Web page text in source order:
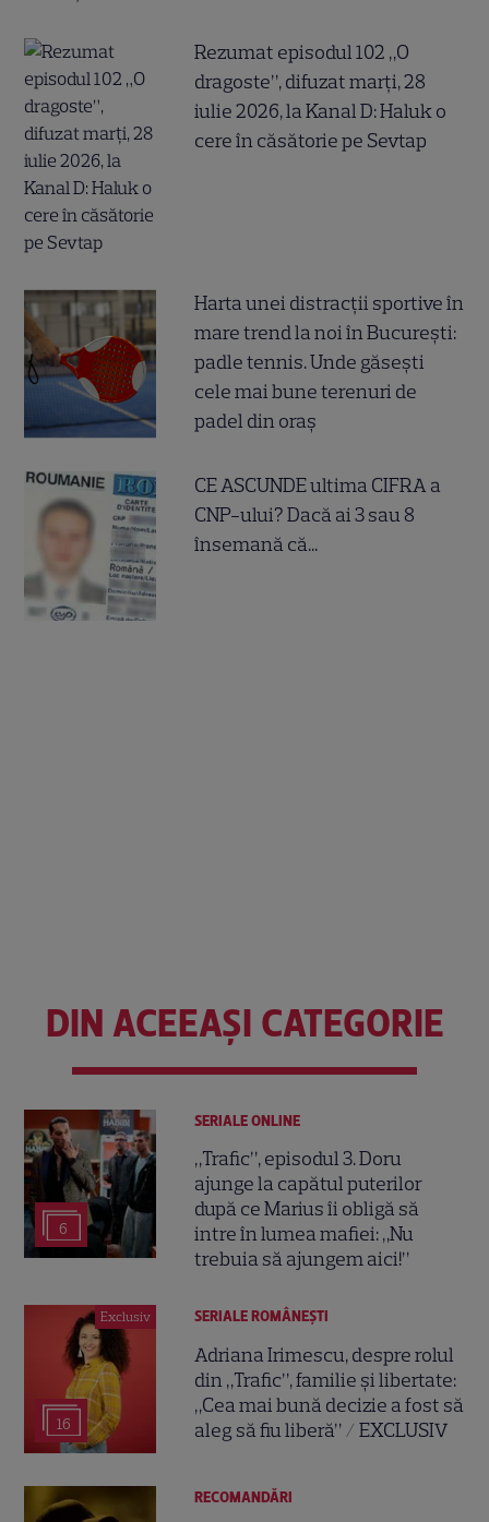
Rezumat episodul 102 „O
dragoste”, difuzat marți, 28
iulie 2026, la Kanal D: Haluk o
cere în căsătorie pe Sevtap
Harta unei distracții sportive în
mare trend la noi în București:
padle tennis. Unde găsești
cele mai bune terenuri de
padel din oraș
CE ASCUNDE ultima CIFRA a
CNP-ului? Dacă ai 3 sau 8
însemană că...
DIN ACEEAȘI CATEGORIE
6
SERIALE ONLINE
„Trafic”, episodul 3. Doru
ajunge la capătul puterilor
după ce Marius îi obligă să
intre în lumea mafiei: „Nu
trebuia să ajungem aici!”
Exclusiv
16
SERIALE ROMÂNEŞTI
Adriana Irimescu, despre rolul
din „Trafic”, familie și libertate:
„Cea mai bună decizie a fost să
aleg să fiu liberă” / EXCLUSIV
RECOMANDĂRI